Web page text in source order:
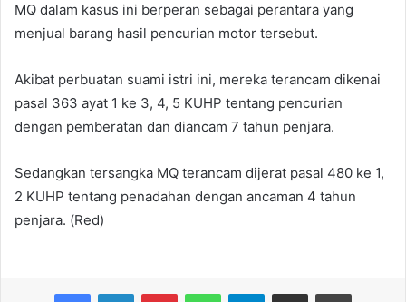
MQ dalam kasus ini berperan sebagai perantara yang
menjual barang hasil pencurian motor tersebut.
Akibat perbuatan suami istri ini, mereka terancam dikenai
pasal 363 ayat 1 ke 3, 4, 5 KUHP tentang pencurian
dengan pemberatan dan diancam 7 tahun penjara.
Sedangkan tersangka MQ terancam dijerat pasal 480 ke 1,
2 KUHP tentang penadahan dengan ancaman 4 tahun
penjara. (Red)
Telegram